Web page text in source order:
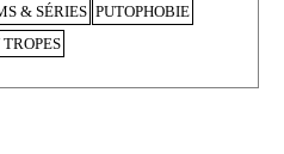
& SÉRIES PUTOPHOBIE